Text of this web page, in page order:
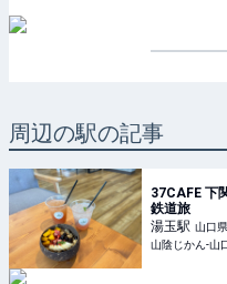
周辺の駅の記事
37CAFE 下
鉄道旅
湯玉駅 山口